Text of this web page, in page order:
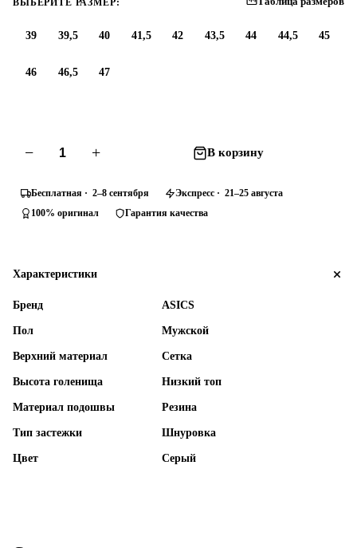
39 39,5 40 41,5 42 43,5 44 44,5 45
46 46,5 47
− + В корзину
Бесплатная · 2–8 сентября
Экспресс · 21–25 августа
100% оригинал
Гарантия качества
Характеристики
Бренд ASICS
Пол Мужской
Верхний материал Сетка
Высота голенища Низкий топ
Материал подошвы Резина
Тип застежки Шнуровка
Цвет Серый